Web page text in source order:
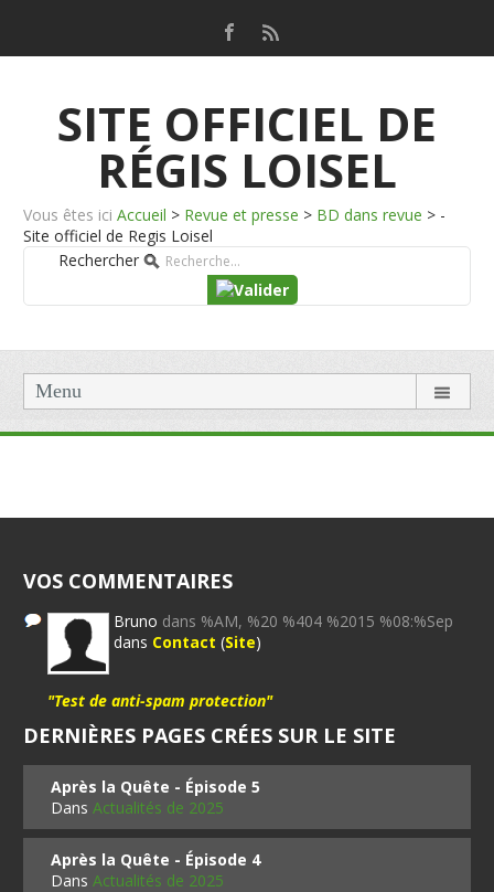
SITE OFFICIEL DE
RÉGIS LOISEL
Vous êtes ici Accueil > Revue et presse > BD dans revue > -
Site officiel de Regis Loisel
Rechercher
Menu
VOS COMMENTAIRES
Bruno dans %AM, %20 %404 %2015 %08:%Sep
dans Contact (Site)
"Test de anti-spam protection"
DERNIÈRES PAGES CRÉES SUR LE SITE
Après la Quête - Épisode 5
DansActualités de 2025
Après la Quête - Épisode 4
DansActualités de 2025